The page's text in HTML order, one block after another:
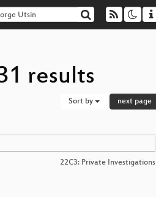
results
Sort by next page
22C3: Private Investigations